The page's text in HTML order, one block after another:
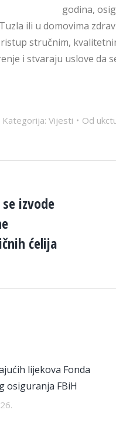
godina,
ili u domovima
stručnim,
i stvaraju uslove da
Kategorija: Vijesti Od
izvode
ćelija
lijekova Fonda
osiguranja FBiH